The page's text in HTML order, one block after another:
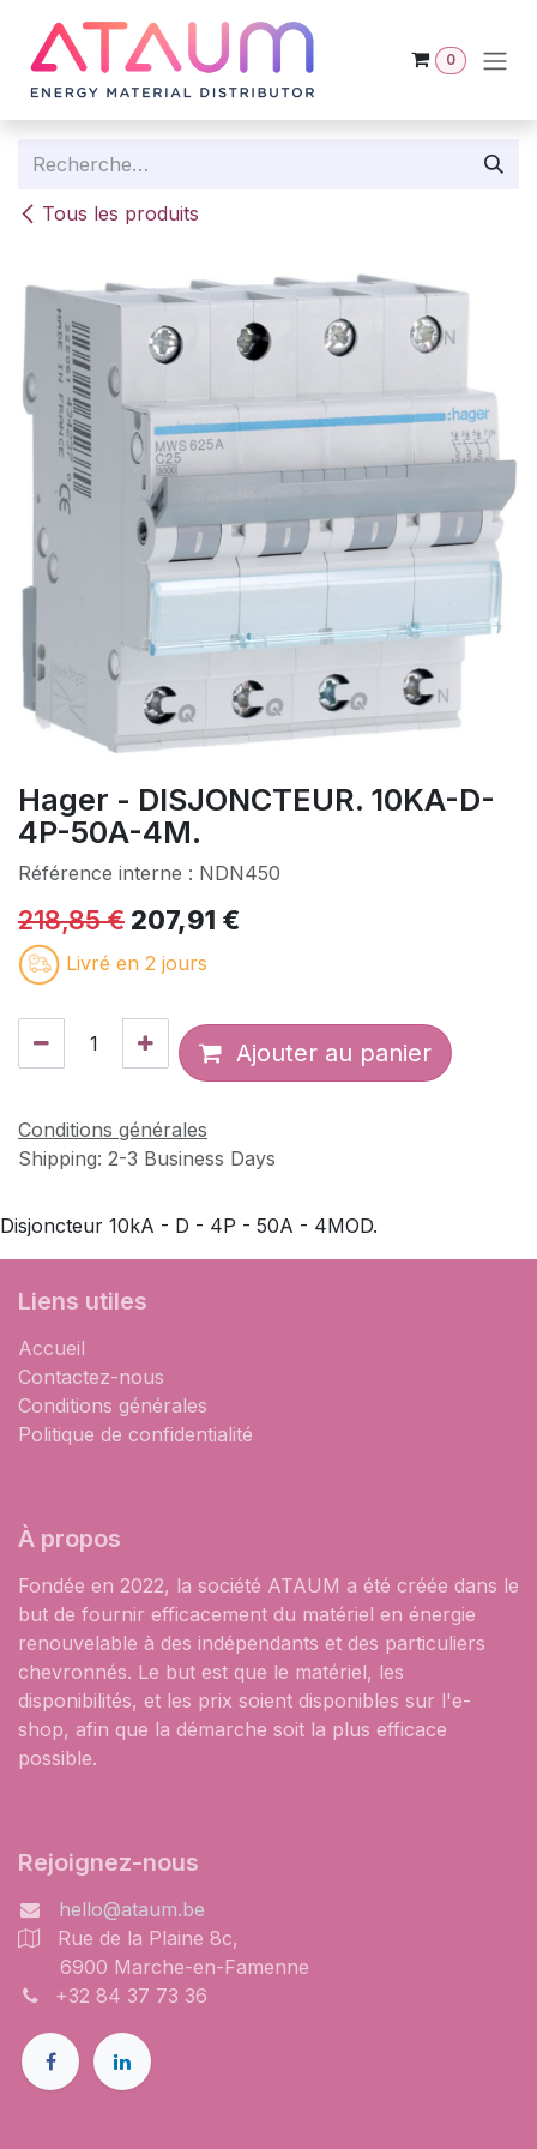
0
Tous les produits
Hager - DISJONCTEUR. 10KA-D-
4P-50A-4M.
Référence interne : NDN450
218,85€ 207,91 €
Livré en 2 jours
Ajouter au panier
Conditions générales
Shipping: 2-3 Business Days
Disjoncteur 10kA - D - 4P - 50A - 4MOD.
Liens utiles
Accueil
Contactez-nous
Conditions générales
Politique de confidentialité
À propos
Fondée en 2022, la société ATAUM a été créée dans le
but de fournir efficacement du matériel en énergie
renouvelable à des indépendants et des particuliers
chevronnés. Le but est que le matériel, les
disponibilités, et les prix soient disponibles sur l'e-
shop, afin que la démarche soit la plus efficace
possible.
Rejoignez-nous
hello@ataum.be
Rue de la Plaine 8c,
6900 Marche-en-Famenne
+32 84 37 73 36